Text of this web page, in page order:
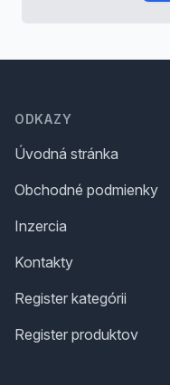
ODKAZY
Úvodná stránka
Obchodné podmienky
Inzercia
Kontakty
Register kategórii
Register produktov